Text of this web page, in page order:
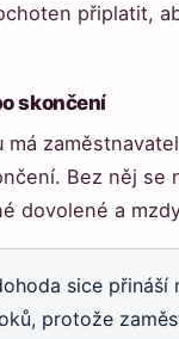
připlatit,
skončení
má
Bez něj se
dovolené a
sice
protože